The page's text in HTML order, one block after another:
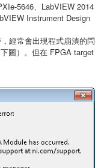
5646、LabVIEW 2014
Instrument Design
經常會出現程式崩潰的問
圖）。但在 FPGA target